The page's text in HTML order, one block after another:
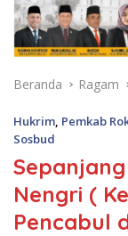
Beranda Ragam
Hukrim Pemkab
Sosbud
Nengri (
Pencabul